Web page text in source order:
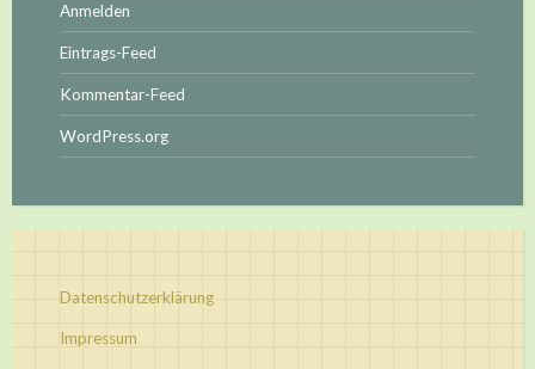
Anmelden
Eintrags-Feed
Kommentar-Feed
WordPress.org
Datenschutzerklärung
Impressum